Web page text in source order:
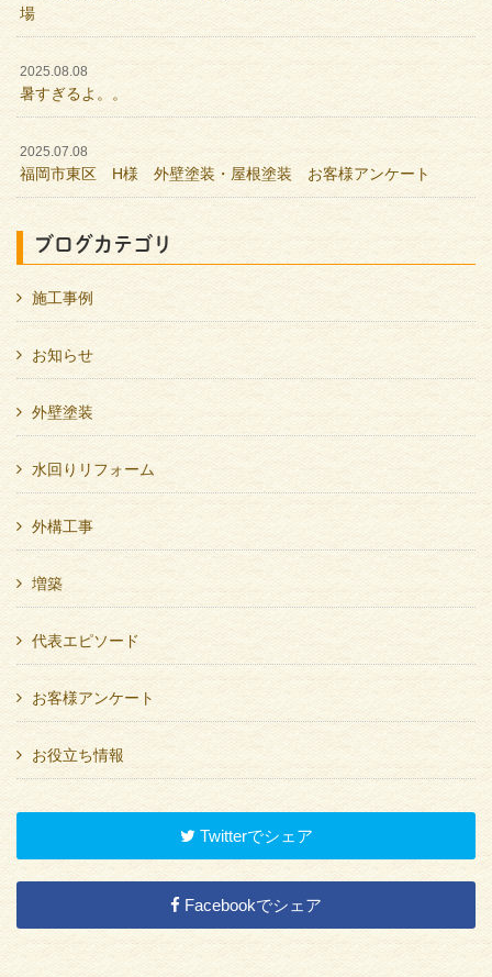
場
2025.08.08
暑すぎるよ。。
2025.07.08
福岡市東区 H様 外壁塗装・屋根塗装 お客様アンケート
ブログカテゴリ
施工事例
お知らせ
外壁塗装
水回りリフォーム
外構工事
増築
代表エピソード
お客様アンケート
お役立ち情報
Twitterでシェア
Facebookでシェア